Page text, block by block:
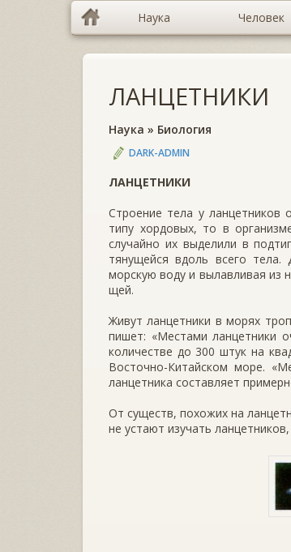
Наука Человек
ЛАНЦЕТНИКИ
Наука » Биология
DARK-ADMIN
ЛАНЦЕТНИКИ
Строение тела у ланцетников
типу хордовых, то в
случайно их выделили в
тянущейся вдоль всего
морскую воду и вылавливая
щей.
Живут ланцетники в морях
пишет: «Местами ланцетники
количестве до 300 штук на
Восточно-Китайском море.
ланцетника составляет
От существ, похожих на
не устают изучать